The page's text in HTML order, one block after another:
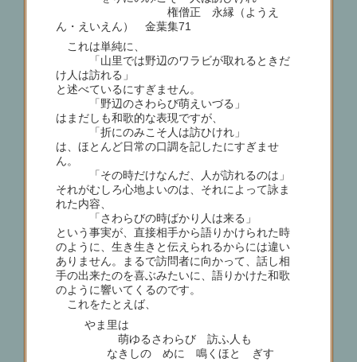
権僧正 永縁（ようえ
ん・えいえん） 金葉集71
これは単純に、
「山里では野辺のワラビが取れるときだ
け人は訪れる」
と述べているにすぎません。
「野辺のさわらび萌えいづる」
はまだしも和歌的な表現ですが、
「折にのみこそ人は訪ひけれ」
は、ほとんど日常の口調を記したにすぎませ
ん。
「その時だけなんだ、人が訪れるのは」
それがむしろ心地よいのは、それによって詠ま
れた内容、
「さわらびの時ばかり人は来る」
という事実が、直接相手から語りかけられた時
のように、生き生きと伝えられるからには違い
ありません。まるで訪問者に向かって、話し相
手の出来たのを喜ぶみたいに、語りかけた和歌
のように響いてくるのです。
これをたとえば、
やま里は
萌ゆるさわらび 訪ふ人も
なきしのゝめに 鳴くほとゝぎす